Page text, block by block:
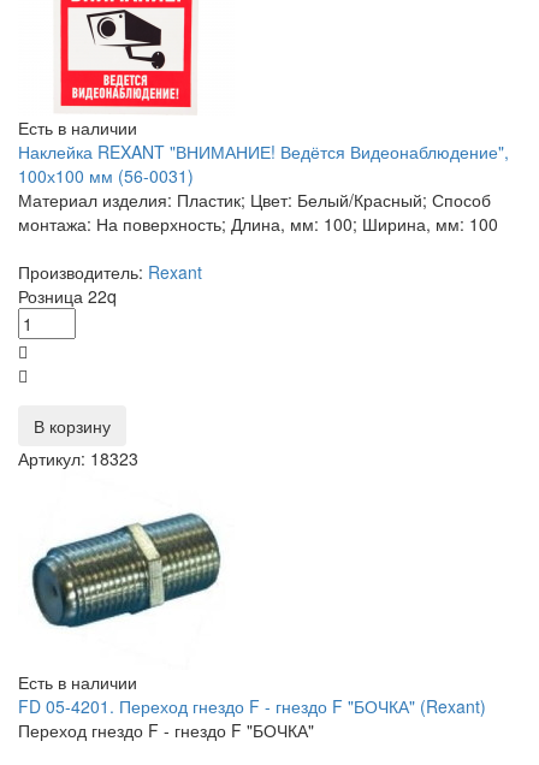
Есть в наличии
Наклейка REXANT "ВНИМАНИЕ! Ведётся Видеонаблюдение",
100х100 мм (56-0031)
Материал изделия: Пластик; Цвет: Белый/Красный; Способ
монтажа: На поверхность; Длина, мм: 100; Ширина, мм: 100
Производитель: Rexant
Розница 22q
В корзину
Артикул: 18323
Есть в наличии
FD 05-4201. Переход гнездо F - гнездо F "БОЧКА" (Rexant)
Переход гнездо F - гнездо F "БОЧКА"